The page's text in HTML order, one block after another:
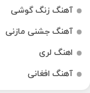
آهنگ زنگ گوشی
آهنگ جشنی مازنی
اهنگ لری
آهنگ افغانی